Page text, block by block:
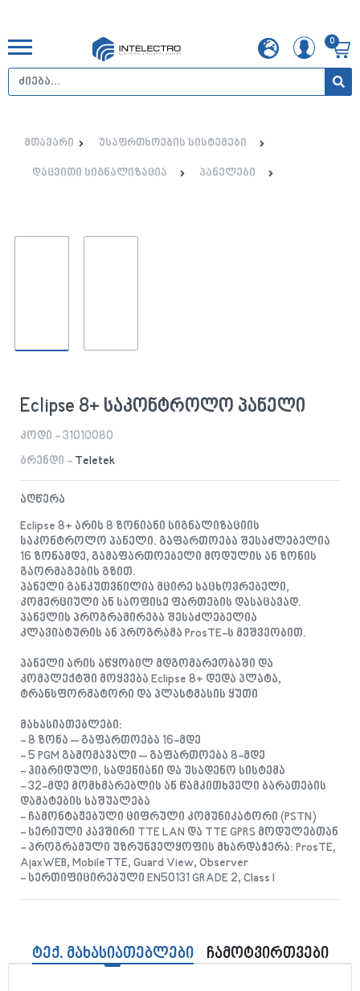
0
მთავარი უსაფრთხოების სისტემები
დაცვითი სიგნალიზაცია პანელები
Eclipse 8+ საკონტროლო პანელი
კოდი - 31010080
ბრენდი - Teletek
აღწერა
Eclipse 8+ არის 8 ზონიანი სიგნალიზაციის
საკონტროლო პანელი. გაფართოება შესაძლებელია
16 ზონამდე, გამაფართოებელი მოდულის ან ზონის
გაორმაგების გზით.
პანელი განკუთვნილია მცირე საცხოვრებელი,
კომერციული ან საოფისე ფართების დასაცავად.
პანელის პროგრამირება შესაძლებელია
კლავიატურის ან პროგრამა ProsTE-ს მეშვეობით.
პანელი არის აწყობილ მდგომარეობაში და
კომპლექტში მოყვება Eclipse 8+ დედა პლატა,
ტრანსფორმატორი და პლასტმასის ყუთი
მახასიათებლები:
- 8 ზონა – გაფართოება 16-მდე
- 5 PGM გამომავალი – გაფართოება 8-მდე
- ჰიბრიდული, სადენიანი და უსადენო სისტემა
- 32-მდე მომხმარებლის ან წამკითხველი ბარათების
დამატების საშუალება
- ჩამონტაჟებული ციფრული კომუნიკატორი (PSTN)
- სერიული კავშირი TTE LAN და TTE GPRS მოდულებთან
- პროგრამული უზრუნველყოფის მხარდაჭერა: ProsTE,
AjaxWEB, MobileTTE, Guard View, Observer
- სერთიფიცირებული EN50131 GRADE 2, Class I
ტექ. მახასიათებლები ჩამოტვირთვები